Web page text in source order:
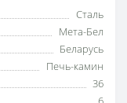
Сталь
Мета-Бел
Беларусь
Печь-камин
36